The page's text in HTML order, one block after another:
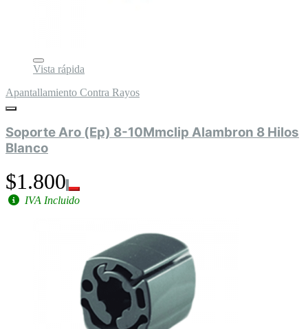
Vista rápida
Apantallamiento Contra Rayos
Soporte Aro (Ep) 8-10Mmclip Alambron 8 Hilos
Blanco
$1.800
IVA Incluido